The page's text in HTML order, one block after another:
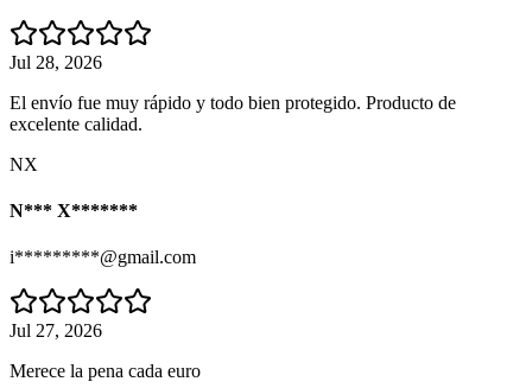
Jul 28, 2026
El envío fue muy rápido y todo bien protegido. Producto de
excelente calidad.
NX
N*** X*******
i*********@gmail.com
Jul 27, 2026
Merece la pena cada euro